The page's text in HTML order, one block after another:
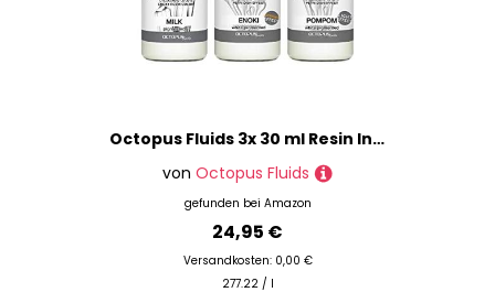
Octopus Fluids 3x 30 ml Resin Ink Set WEISS, Alcohol Ink für Epoxidharz und UV-Resin, PETRI DISH EFFECT, Resin Harz Farbe weiß pigmentiert
von Octopus Fluids
gefunden bei Amazon
24,95 €
Versandkosten: 0,00 €
277.22 / l